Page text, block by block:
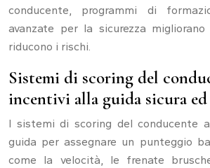
conducente, programmi di
avanzate per la sicurezza
riducono i rischi.
Sistemi di scoring del
incentivi alla guida sicura
I sistemi di scoring del conducente
guida per assegnare un punteggio
come la velocità, le frenate